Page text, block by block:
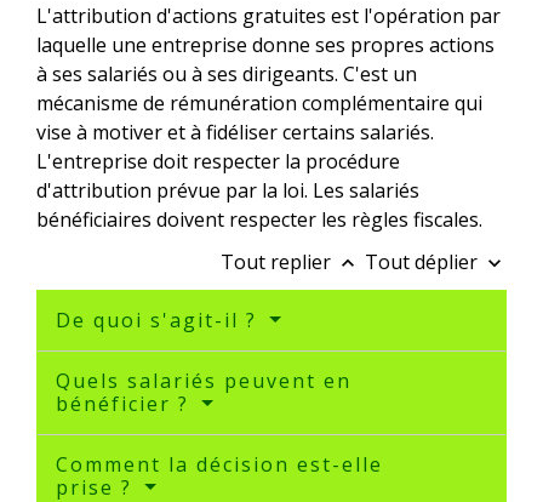
L'attribution d'actions gratuites est l'opération par
laquelle une entreprise donne ses propres actions
à ses salariés ou à ses dirigeants. C'est un
mécanisme de rémunération complémentaire qui
vise à motiver et à fidéliser certains salariés.
L'entreprise doit respecter la procédure
d'attribution prévue par la loi. Les salariés
bénéficiaires doivent respecter les règles fiscales.
Tout replier keyboard_arrow_up Tout déplier keyboard_arrow_down
De quoi s'agit-il ?
Quels salariés peuvent en
bénéficier ?
Comment la décision est-elle
prise ?